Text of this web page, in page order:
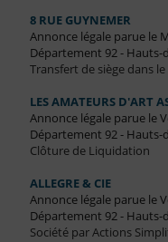
8 RUE GUYNEMER
Annonce légale parue le
Département 92 - Hauts-
Transfert de siège dans
LES AMATEURS D'ART
Annonce légale parue le
Département 92 - Hauts-
Clôture de Liquidation
ALLEGRE & CIE
Annonce légale parue le
Département 92 - Hauts-
Société par Actions